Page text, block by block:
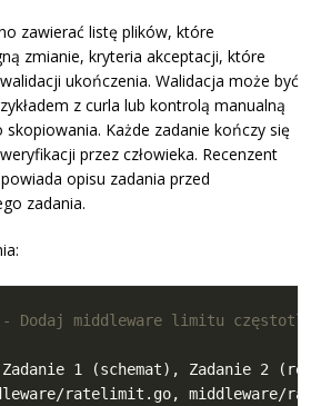
zawierać listę plików, które
zmianie, kryteria akceptacji, które
ukończenia. Walidacja może być
z curla lub kontrolą manualną
Każde zadanie kończy się
przez człowieka. Recenzent
opisu zadania przed
zadania.